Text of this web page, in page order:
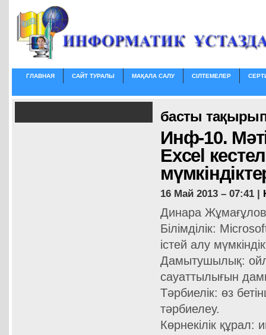
ГЛАВНАЯ САЙТ ТУРАЛЫ МАҚАЛА САЛУ СІЛТЕМЕЛЕР
басты
Инф-10.
Excel
16 Май 2013 – 07:41 |
Динара
Білімділік:
істей алу
Дамытушылық:
сауаттылығын
Тәрбиелік: өз
тәрбиелеу.
Көрнекілік